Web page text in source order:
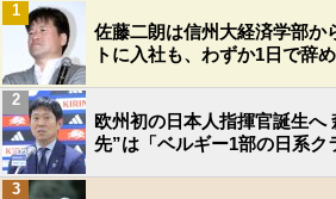
佐藤二朗は信州大経済学部か
トに入社も、わずか1日で辞
1
欧州初の日本人指揮官誕生へ
先”は「ベルギー1部の日系ク
2
3